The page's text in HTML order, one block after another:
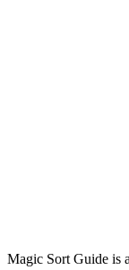
Magic Sort Guide is